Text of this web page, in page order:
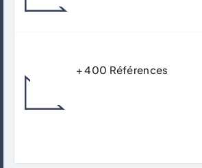
+ 400 Références